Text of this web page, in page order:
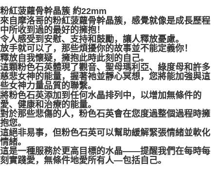
每笔NT$80，满NT$3,000(含以上)免运费
付款後門市自取
免运费
粉紅菠蘿骨幹晶簇 約22mm
來自摩洛哥的粉紅菠蘿骨幹晶簇，感覺就像是成長歷程
中所收到過的最好的擁抱！
令人感受到安慰、支持和鼓勵，讓人釋放憂慮。
放手就可以了，那些煩擾你的故事並不能定義你！
釋放自我懷疑，擁抱此時此刻的自己。
這顆粉色石英體現了觀音、聖母瑪利亞、綠度母和許多
慈悲女神的能量，握著祂並靜心冥想，您將能加強與這
些女神力量品質的聯繫。
將粉色石英添加到任何水晶排列中，以增加無條件的
愛、健康和治療的能量。
對於那些悲傷的人，粉色石英會在您度過整個過程時擁
抱您。
這絕非易事，但粉色石英可以幫助緩解緊張情緒並軟化
情緒。
這是一種服務於更高目標的水晶——提醒我們在每時每
刻實踐愛，無條件地愛所有人—包括自己。